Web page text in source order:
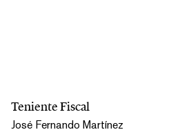
Teniente Fiscal
José Fernando Martínez